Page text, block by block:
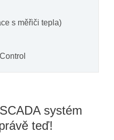
s měřiči tepla)
systém
teď!